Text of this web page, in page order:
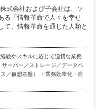
式会社および子会社は、ソ
る「情報革命で人々を幸せ
て、情報革命を通じた人類と
験やスキルに応じて適切な業務
ーバー／ストレージ／データベ
／仮想基盤） ・業務効率化・自